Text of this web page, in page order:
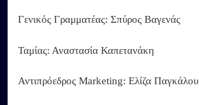
Γενικός Γραμματέας: Σπύρος Βαγενάς
Ταμίας: Αναστασία Καπετανάκη
Αντιπρόεδρος Marketing: Ελίζα Παγκάλου